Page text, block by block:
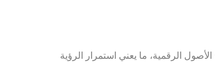
– الأصول الرقمية، ما يعني استمرار الرؤية